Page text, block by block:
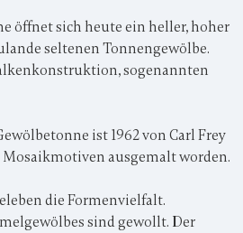
öffnet sich heute ein heller, hoher
seltenen Tonnengewölbe.
sogenannten
ist 1962 von Carl Frey
ausgemalt worden.
die Formenvielfalt.
sind gewollt. Der